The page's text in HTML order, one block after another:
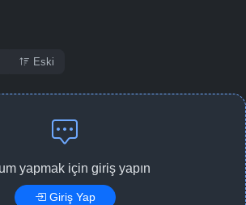
Eski
yapmak için giriş yapın
Giriş Yap